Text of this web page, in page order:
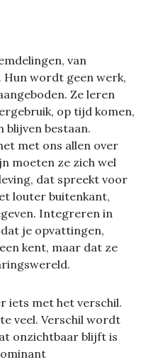
van
wordt geen werk,
Ze leren
op tijd komen,
blijven bestaan.
met ons allen over
moeten ze zich wel
dat spreekt voor
louter buitenkant,
Integreren in
je opvattingen,
kent, maar dat ze
iets met het verschil.
veel. Verschil wordt
onzichtbaar blijft is